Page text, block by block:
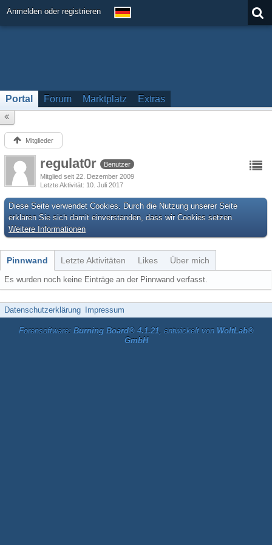
Anmelden oder registrieren
Portal Forum Marktplatz Extras
Mitglieder
regulat0r
Benutzer
Mitglied seit 22. Dezember 2009
Letzte Aktivität 10. Juli 2017
Diese Seite verwendet Cookies. Durch die Nutzung unserer Seite
erklären Sie sich damit einverstanden, dass wir Cookies setzen.
Weitere Informationen
Pinnwand Letzte Aktivitäten Likes Über mich
Es wurden noch keine Einträge an der Pinnwand verfasst.
Datenschutzerklärung Impressum
Forensoftware: Burning Board® 4.1.21, entwickelt von WoltLab®
GmbH